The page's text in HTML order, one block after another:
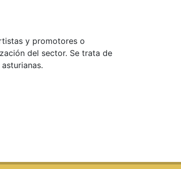
y promotores o
del sector. Se trata de